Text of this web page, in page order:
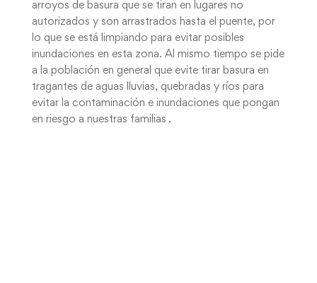
arroyos de basura que se tiran en lugares no
autorizados y son arrastrados hasta el puente, por
lo que se está limpiando para evitar posibles
inundaciones en esta zona. Al mismo tiempo se pide
a la población en general que evite tirar basura en
tragantes de aguas lluvias, quebradas y ríos para
evitar la contaminación e inundaciones que pongan
en riesgo a nuestras familias .